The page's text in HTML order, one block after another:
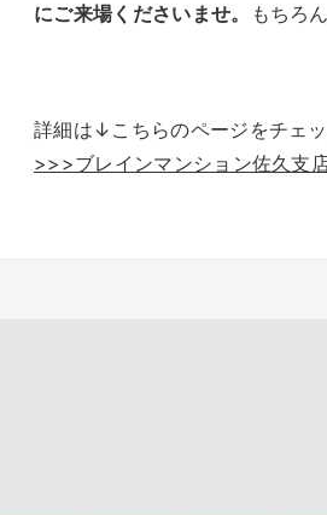
にご来場くださいませ。
もちろ
詳細は↓こちらのページをチェッ
>>>ブレインマンション佐久支